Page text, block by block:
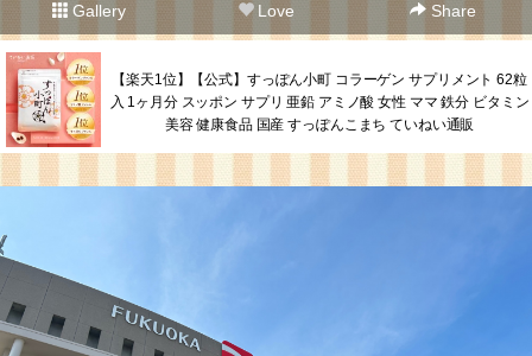
Gallery Love Share
【楽天1位】【公式】すっぽん小町 コラーゲン サプリメント 62粒
入 1ヶ月分 スッポン サプリ 亜鉛 アミノ酸 女性 ママ 鉄分 ビタミン
美容 健康食品 国産 すっぽんこまち ていねい通販